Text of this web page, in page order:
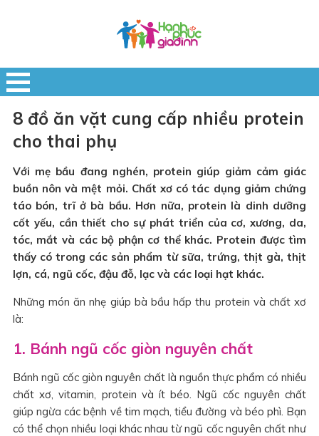
8 đồ ăn vặt cung cấp nhiều protein
cho thai phụ
Với mẹ bầu đang nghén, protein giúp giảm cảm giác
buồn nôn và mệt mỏi. Chất xơ có tác dụng giảm chứng
táo bón, trĩ ở bà bầu. Hơn nữa, protein là dinh dưỡng
cốt yếu, cần thiết cho sự phát triển của cơ, xương, da,
tóc, mắt và các bộ phận cơ thể khác. Protein được tìm
thấy có trong các sản phẩm từ sữa, trứng, thịt gà, thịt
lợn, cá, ngũ cốc, đậu đỗ, lạc và các loại hạt khác.
Những món ăn nhẹ giúp bà bầu hấp thu protein và chất xơ
là:
1. Bánh ngũ cốc giòn nguyên chất
Bánh ngũ cốc giòn nguyên chất là nguồn thực phẩm có nhiều
chất xơ, vitamin, protein và ít béo. Ngũ cốc nguyên chất
giúp ngừa các bệnh về tim mạch, tiểu đường và béo phì. Bạn
có thể chọn nhiều loại khác nhau từ ngũ cốc nguyên chất như